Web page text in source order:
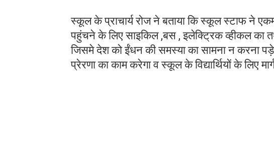
स्कूल के प्राचार्य रोज ने बताया कि स्कूल स्टाफ ने
पहुंचने के लिए साइकिल ,बस , इलेक्ट्रिक व्हीकल का
जिसमे देश को ईंधन की समस्या का सामना न करना
प्रेरणा का काम करेगा व स्कूल के विद्यार्थियों के लिए